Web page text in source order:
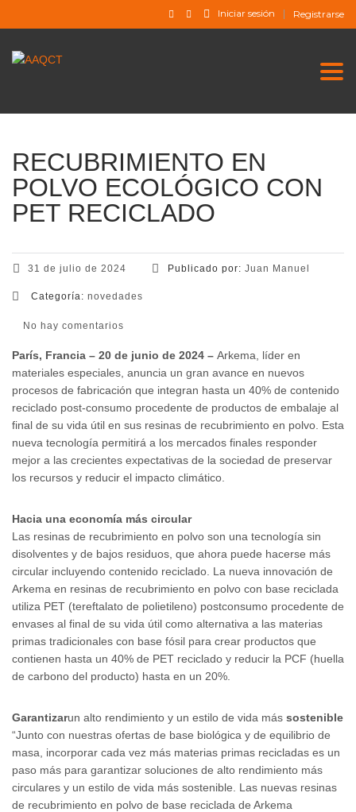
Iniciar sesión Registrarse
RECUBRIMIENTO EN
POLVO ECOLÓGICO CON
PET RECICLADO
31 de julio de 2024 Publicado por: Juan Manuel
Categoría: novedades
No hay comentarios
París, Francia – 20 de junio de 2024 – Arkema, líder en
materiales especiales, anuncia un gran avance en nuevos
procesos de fabricación que integran hasta un 40% de contenido
reciclado post-consumo procedente de productos de embalaje al
final de su vida útil en sus resinas de recubrimiento en polvo. Esta
nueva tecnología permitirá a los mercados finales responder
mejor a las crecientes expectativas de la sociedad de preservar
los recursos y reducir el impacto climático.
Hacia una economía más circular
Las resinas de recubrimiento en polvo son una tecnología sin
disolventes y de bajos residuos, que ahora puede hacerse más
circular incluyendo contenido reciclado. La nueva innovación de
Arkema en resinas de recubrimiento en polvo con base reciclada
utiliza PET (tereftalato de polietileno) postconsumo procedente de
envases al final de su vida útil como alternativa a las materias
primas tradicionales con base fósil para crear productos que
contienen hasta un 40% de PET reciclado y reducir la PCF (huella
de carbono del producto) hasta en un 20%.
Garantizarun alto rendimiento y un estilo de vida más sostenible
“Junto con nuestras ofertas de base biológica y de equilibrio de
masa, incorporar cada vez más materias primas recicladas es un
paso más para garantizar soluciones de alto rendimiento más
circulares y un estilo de vida más sostenible. Las nuevas resinas
de recubrimiento en polvo de base reciclada de Arkema